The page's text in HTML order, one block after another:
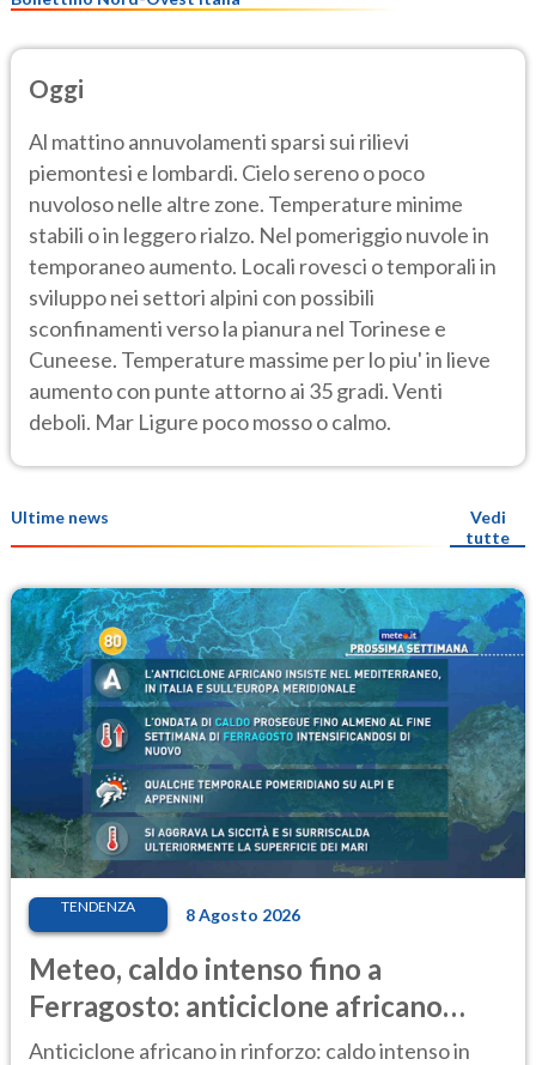
Oggi
Al mattino annuvolamenti sparsi sui rilievi
piemontesi e lombardi. Cielo sereno o poco
nuvoloso nelle altre zone. Temperature minime
stabili o in leggero rialzo. Nel pomeriggio nuvole in
temporaneo aumento. Locali rovesci o temporali in
sviluppo nei settori alpini con possibili
sconfinamenti verso la pianura nel Torinese e
Cuneese. Temperature massime per lo piu' in lieve
aumento con punte attorno ai 35 gradi. Venti
deboli. Mar Ligure poco mosso o calmo.
Ultime news
Vedi
tutte
TENDENZA 8 Agosto 2026
Meteo, caldo intenso fino a
Ferragosto: anticiclone africano
ancora protagonista
Anticiclone africano in rinforzo: caldo intenso in